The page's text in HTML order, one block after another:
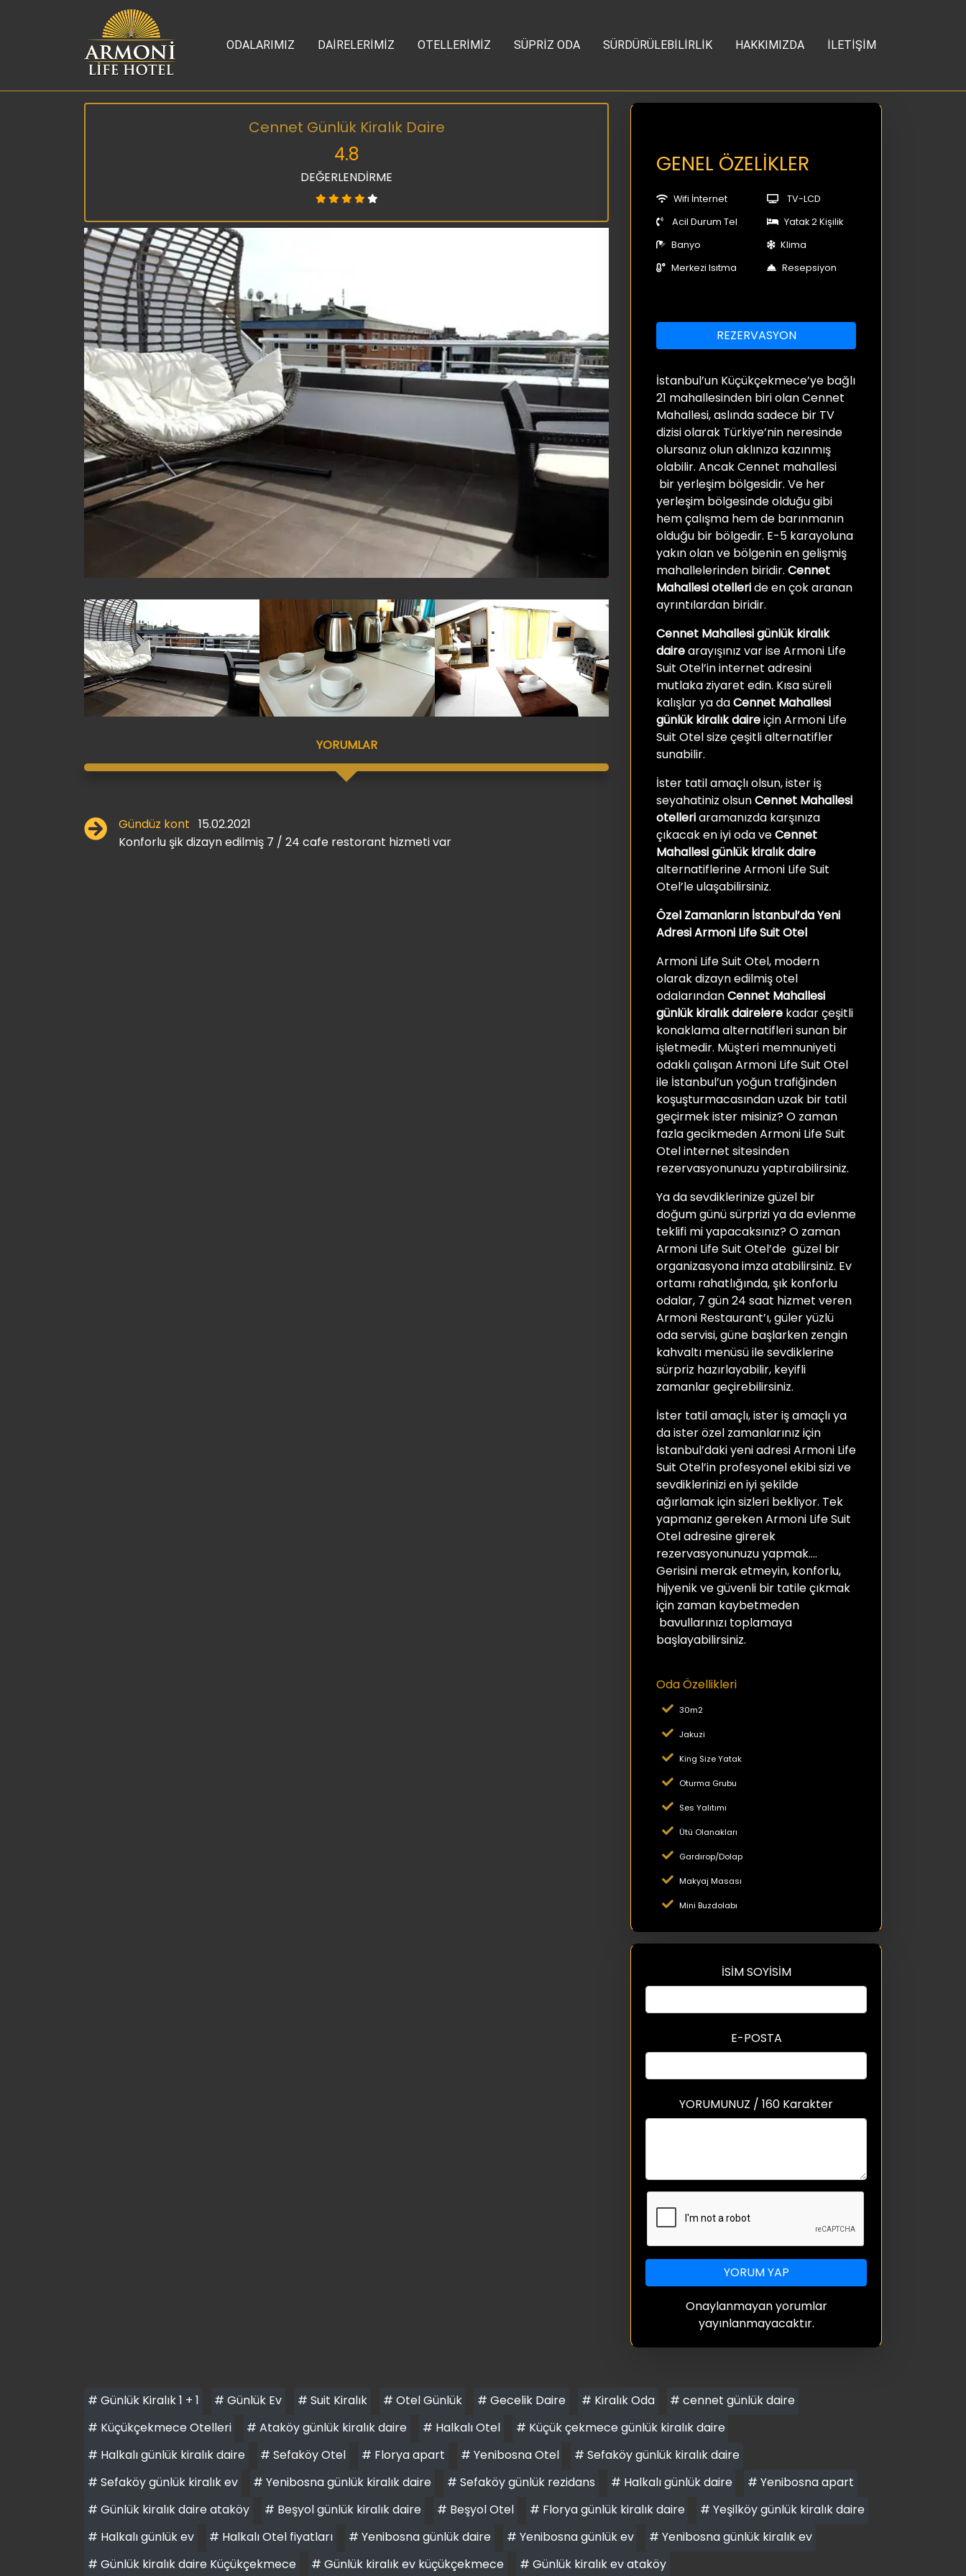
ODALARIMIZ DAİRELERİMİZ OTELLERİMİZ SÜPRİZ ODA SÜRDÜRÜLEBİLİRLİK HAKKIMIZDA İLETİŞİM
Cennet Günlük Kiralık Daire
4.8
DEĞERLENDİRME
YORUMLAR
Gündüz kont 15.02.2021
Konforlu şik dizayn edilmiş 7 / 24 cafe restorant hizmeti var
GENEL ÖZELİKLER
Wifi İnternet
TV-LCD
Acil Durum Tel
Yatak 2 Kişilik
Banyo
Klima
Merkezi Isıtma
Resepsiyon
REZERVASYON
İstanbul’un Küçükçekmece’ye bağlı
21 mahallesinden biri olan Cennet
Mahallesi, aslında sadece bir TV
dizisi olarak Türkiye’nin neresinde
olursanız olun aklınıza kazınmış
olabilir. Ancak Cennet mahallesi
bir yerleşim bölgesidir. Ve her
yerleşim bölgesinde olduğu gibi
hem çalışma hem de barınmanın
olduğu bir bölgedir. E-5 karayoluna
yakın olan ve bölgenin en gelişmiş
mahallelerinden biridir. Cennet
Mahallesi otelleride en çok aranan
ayrıntılardan biridir.
Cennet Mahallesi günlük kiralık
dairearayışınız var ise Armoni Life
Suit Otel’in internet adresini
mutlaka ziyaret edin. Kısa süreli
kalışlar ya daCennet Mahallesi
günlük kiralık daireiçin Armoni Life
Suit Otel size çeşitli alternatifler
sunabilir.
İster tatil amaçlı olsun, ister iş
seyahatiniz olsunCennet Mahallesi
otelleriaramanızda karşınıza
çıkacak en iyi oda veCennet
Mahallesi günlük kiralık daire
alternatiflerine Armoni Life Suit
Otel’le ulaşabilirsiniz.
Özel Zamanların İstanbul’da Yeni
Adresi Armoni Life Suit Otel
Armoni Life Suit Otel, modern
olarak dizayn edilmiş otel
odalarındanCennet Mahallesi
günlük kiralıkdairelere kadar çeşitli
konaklama alternatifleri sunan bir
işletmedir. Müşteri memnuniyeti
odaklı çalışan Armoni Life Suit Otel
ile İstanbul’un yoğun trafiğinden
koşuşturmacasından uzak bir tatil
geçirmek ister misiniz? O zaman
fazla gecikmeden Armoni Life Suit
Otel internet sitesinden
rezervasyonunuzu yaptırabilirsiniz.
Ya da sevdiklerinize güzel bir
doğum günü sürprizi ya da evlenme
teklifi mi yapacaksınız? O zaman
Armoni Life Suit Otel’de güzel bir
organizasyona imza atabilirsiniz. Ev
ortamı rahatlığında, şık konforlu
odalar, 7 gün 24 saat hizmet veren
Armoni Restaurant’ı, güler yüzlü
oda servisi, güne başlarken zengin
kahvaltı menüsü ile sevdiklerine
sürpriz hazırlayabilir, keyifli
zamanlar geçirebilirsiniz.
İster tatil amaçlı, ister iş amaçlı ya
da ister özel zamanlarınız için
İstanbul’daki yeni adresi Armoni Life
Suit Otel’in profesyonel ekibi sizi ve
sevdiklerinizi en iyi şekilde
ağırlamak için sizleri bekliyor. Tek
yapmanız gereken Armoni Life Suit
Otel adresine girerek
rezervasyonunuzu yapmak….
Gerisini merak etmeyin, konforlu,
hijyenik ve güvenli bir tatile çıkmak
için zaman kaybetmeden
bavullarınızı toplamaya
başlayabilirsiniz.
Oda Özellikleri
30m2
Jakuzi
King Size Yatak
Oturma Grubu
Ses Yalıtımı
Ütü Olanakları
Gardırop/Dolap
Makyaj Masası
Mini Buzdolabı
İSİM SOYİSİM
E-POSTA
YORUMUNUZ / 160 Karakter
YORUM YAP
Onaylanmayan yorumlar
yayınlanmayacaktır.
# Günlük Kiralık 1 + 1 # Günlük Ev # Suit Kiralık # Otel Günlük # Gecelik Daire # Kiralık Oda
# cennet günlük daire
# Küçükçekmece Otelleri
# Ataköy günlük kiralık daire # Halkalı Otel
# Küçük çekmece günlük kiralık daire
# Halkalı günlük kiralık daire
# Sefaköy Otel # Florya apart # Yenibosna Otel
# Sefaköy günlük kiralık daire
# Sefaköy günlük kiralık ev
# Yenibosna günlük kiralık daire # Sefaköy günlük rezidans # Halkalı günlük daire
# Yenibosna apart
# Günlük kiralık daire ataköy
# Beşyol günlük kiralık daire # Beşyol Otel # Florya günlük kiralık daire
# Yeşilköy günlük kiralık daire
# Halkalı günlük ev
# Halkalı Otel fiyatları # Yenibosna günlük daire # Yenibosna günlük ev
# Yenibosna günlük kiralık ev
# Günlük kiralık daire Küçükçekmece
# Günlük kiralık ev küçükçekmece # Günlük kiralık ev ataköy